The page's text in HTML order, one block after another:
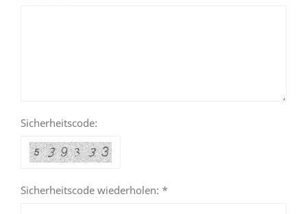
Sicherheitscode:
Sicherheitscode wiederholen: *